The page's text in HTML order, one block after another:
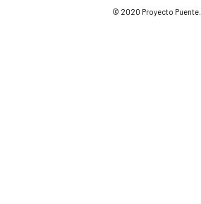
© 2020 Proyecto Puente.